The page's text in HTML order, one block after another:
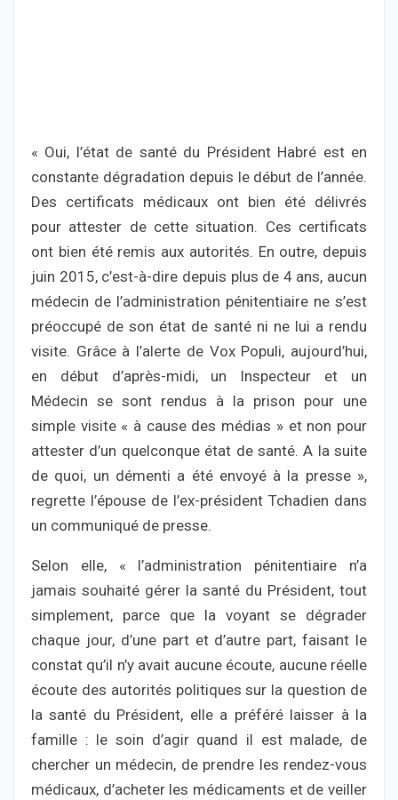
« Oui, l’état de santé du Président Habré est en
constante dégradation depuis le début de l’année.
Des certificats médicaux ont bien été délivrés
pour attester de cette situation. Ces certificats
ont bien été remis aux autorités. En outre, depuis
juin 2015, c’est-à-dire depuis plus de 4 ans, aucun
médecin de l’administration pénitentiaire ne s’est
préoccupé de son état de santé ni ne lui a rendu
visite. Grâce à l’alerte de Vox Populi, aujourd’hui,
en début d’après-midi, un Inspecteur et un
Médecin se sont rendus à la prison pour une
simple visite « à cause des médias » et non pour
attester d’un quelconque état de santé. A la suite
de quoi, un démenti a été envoyé à la presse »,
regrette l’épouse de l’ex-président Tchadien dans
un communiqué de presse.
Selon elle, « l’administration pénitentiaire n’a
jamais souhaité gérer la santé du Président, tout
simplement, parce que la voyant se dégrader
chaque jour, d’une part et d’autre part, faisant le
constat qu’il n’y avait aucune écoute, aucune réelle
écoute des autorités politiques sur la question de
la santé du Président, elle a préféré laisser à la
famille : le soin d’agir quand il est malade, de
chercher un médecin, de prendre les rendez-vous
médicaux, d’acheter les médicaments et de veiller